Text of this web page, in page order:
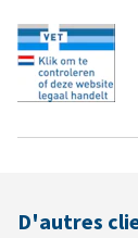
D'autres